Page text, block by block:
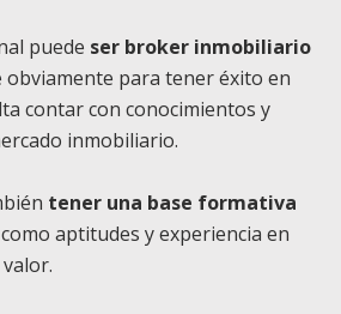
puede ser broker inmobiliario
obviamente para tener éxito en
contar con conocimientos y
inmobiliario.
tener una base formativa
aptitudes y experiencia en